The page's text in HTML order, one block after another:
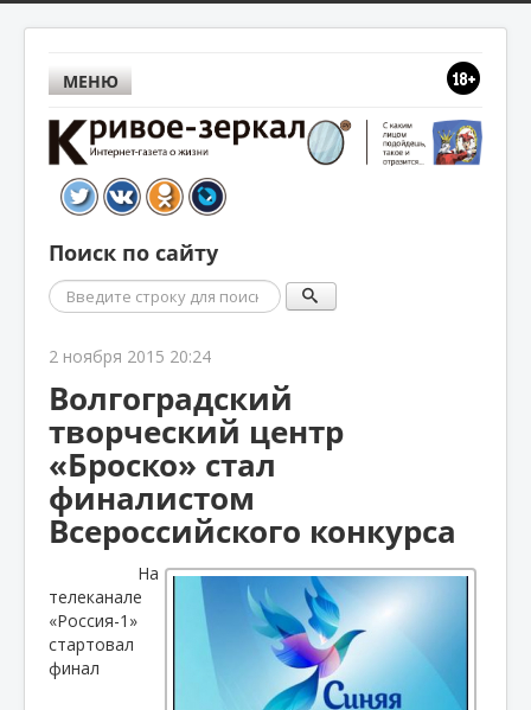
МЕНЮ
Поиск по сайту
Поиск
2 ноября 2015 20:24
Волгоградский
творческий центр
«Броско» стал
финалистом
Всероссийского конкурса
На
телеканале
«Россия-1»
стартовал
финал